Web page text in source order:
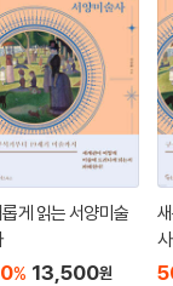
게 읽는 서양미술
% 13,500원
사